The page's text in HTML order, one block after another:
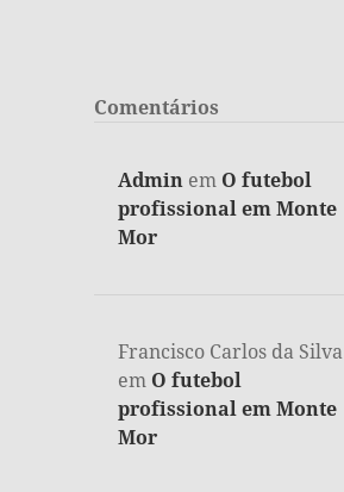
Comentários
Admin em O futebol
profissional em Monte
Mor
Francisco Carlos da Silva
em O futebol
profissional em Monte
Mor